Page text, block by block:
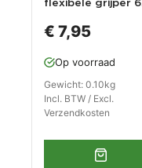
flexibele grijper
€ 7,95
Op voorraad
Gewicht: 0.10kg
Incl. BTW / Excl.
Verzendkosten